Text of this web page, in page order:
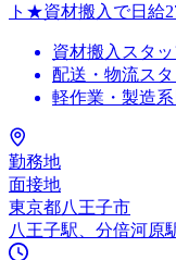
ト★資材搬入で日給
資材搬入スタッ
配送・物流スタ
軽作業・製造系
勤務地
面接地
東京都八王子市
八王子駅、分倍河原